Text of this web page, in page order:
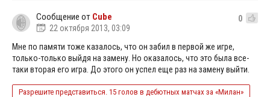
Сообщение от Cube
22 октября 2013, 03:09
0
Мне по памяти тоже казалось, что он забил в первой же игре,
только-только выйдя на замену. Но оказалось, что это была все-
таки вторая его игра. До этого он успел еще раз на замену выйти.
Разрешите представиться. 15 голов в дебютных матчах за «Милан»